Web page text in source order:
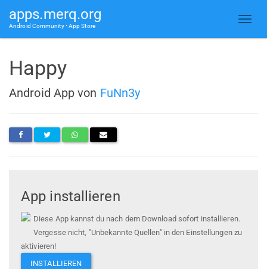
apps.merq.org
Android Community • App Store
Happy
Android App von FuNn3y
App installieren
Diese App kannst du nach dem Download sofort installieren.
Vergesse nicht, "Unbekannte Quellen" in den Einstellungen zu
aktivieren!
INSTALLIEREN